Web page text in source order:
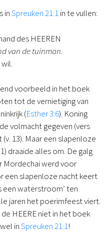
inSpreuken 21:1in te vullen:
des HEEREN
van de tuinman.
voorbeeld in het boek
tot de vernietiging van
(Esther 3:6). Koning
volmacht gegeven (vers
13). Maar een slapenloze
draaide alles om. De galg
Mordechai werd voor
een slapenloze nacht keert
een waterstroom’ ten
jaren het poerimfeest viert.
HEERE niet in het boek
inSpreuken 21:1!